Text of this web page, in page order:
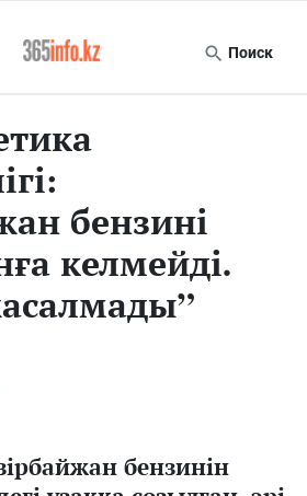
Поиск
бензині
келмейді.
бензинін